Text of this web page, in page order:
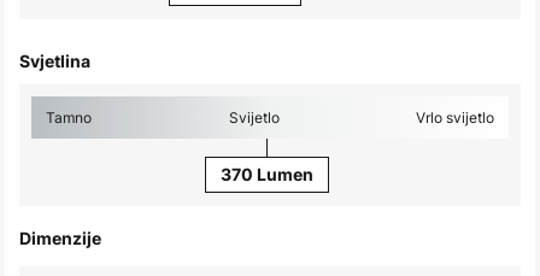
Svjetlina
Tamno Svijetlo Vrlo svijetlo
370 Lumen
Dimenzije